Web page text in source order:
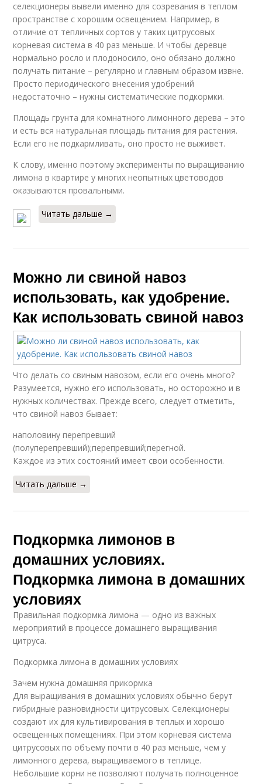
селекционеры вывели именно для созревания в теплом
пространстве с хорошим освещением. Например, в
отличие от тепличных сортов у таких цитрусовых
корневая система в 40 раз меньше. И чтобы деревце
нормально росло и плодоносило, оно обязано должно
получать питание – регулярно и главным образом извне.
Просто периодического внесения удобрений
недостаточно – нужны систематические подкормки.
Площадь грунта для комнатного лимонного дерева – это
и есть вся натуральная площадь питания для растения.
Если его не подкармливать, оно просто не выживет.
К слову, именно поэтому эксперименты по выращиванию
лимона в квартире у многих неопытных цветоводов
оказываются провальными.
Читать дальше →
Можно ли свиной навоз
использовать, как удобрение.
Как использовать свиной навоз
Что делать со свиным навозом, если его очень много?
Разумеется, нужно его использовать, но осторожно и в
нужных количествах. Прежде всего, следует отметить,
что свиной навоз бывает:
наполовину перепревший
(полуперепревший);перепревший;перегной.
Каждое из этих состояний имеет свои особенности.
Читать дальше →
Подкормка лимонов в
домашних условиях.
Подкормка лимона в домашних
условиях
Правильная подкормка лимона — одно из важных
мероприятий в процессе домашнего выращивания
цитруса.
Подкормка лимона в домашних условиях
Зачем нужна домашняя прикормка
Для выращивания в домашних условиях обычно берут
гибридные разновидности цитрусовых. Селекционеры
создают их для культивирования в теплых и хорошо
освещенных помещениях. При этом корневая система
цитрусовых по объему почти в 40 раз меньше, чем у
лимонного дерева, выращиваемого в теплице.
Небольшие корни не позволяют получать полноценное